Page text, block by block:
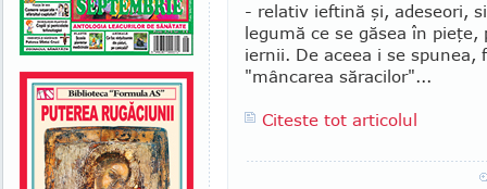
- relativ ief­tină şi, adeseori,
legumă ce se găsea în pieţe,
iernii. De aceea i se spunea,
"mâncarea săracilor"...
Citeste tot articolul